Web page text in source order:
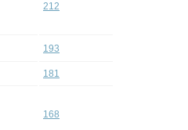
212
193
181
168